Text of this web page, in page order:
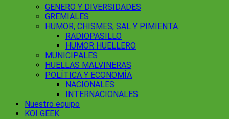
GENERO Y DIVERSIDADES
GREMIALES
HUMOR, CHISMES, SAL Y PIMIENTA
RADIOPASILLO
HUMOR HUELLERO
MUNICIPALES
HUELLAS MALVINERAS
POLÍTICA Y ECONOMÍA
NACIONALES
INTERNACIONALES
Nuestro equipo
KOI GEEK